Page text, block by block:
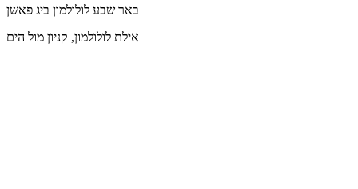
באר שבע לולולמון ביג פאשן
אילת לולולמון, קניון מול הים